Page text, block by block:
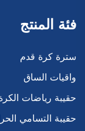
فئة المنتج
سترة كرة قدم
واقيات الساق
حقيبة رياضات
حقيبة التسامي